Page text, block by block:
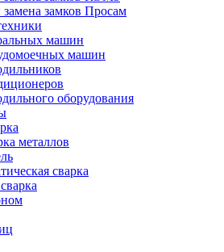
замена замков Просам
машин
машин
оборудования
металлов
сварка